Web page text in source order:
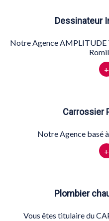
Dessinateur
Notre Agence AMPLITUDE
+
Carrossier
Notre Agence basé
+
Plombier
Vous êtes titulaire du